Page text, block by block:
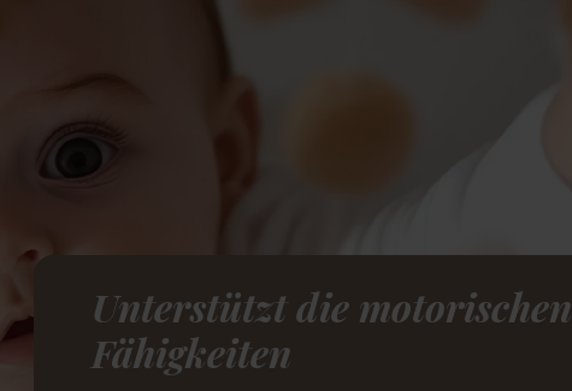
Unterstützt die motorischen
Fähigkeiten